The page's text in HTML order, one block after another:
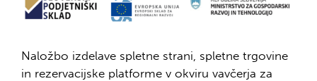
Naložbo izdelave spletne strani, spletne trgovine
in rezervacijske platforme v okviru vavčerja za